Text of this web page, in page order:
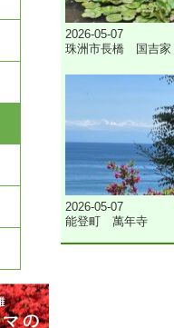
2026-05-07
珠洲市長橋 国吉家
2026-05-07
能登町 萬年寺